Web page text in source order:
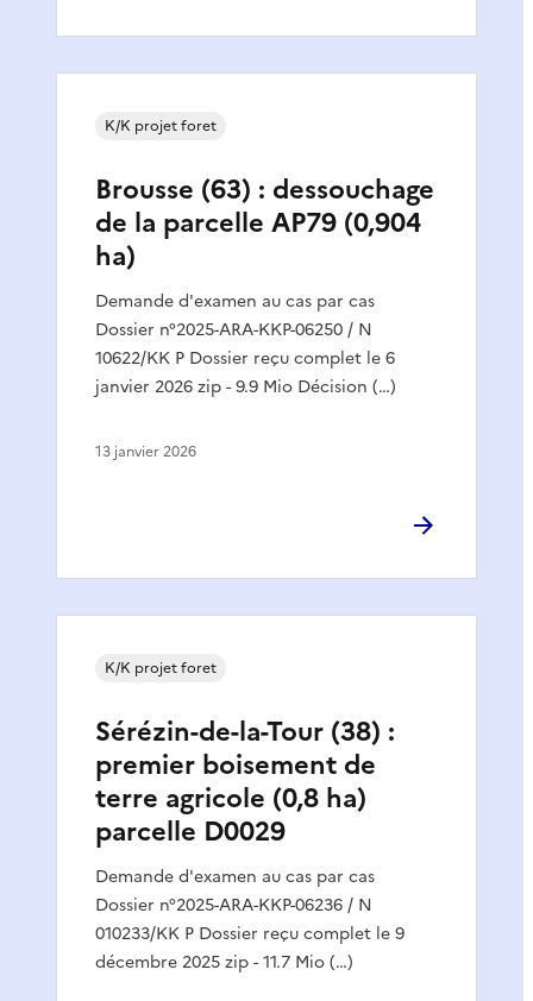
Brousse (63) : dessouchage
de la parcelle AP79 (0,904
ha)
Demande d'examen au cas par cas
Dossier n°2025-ARA-KKP-06250 / N
10622/KK P Dossier reçu complet le 6
janvier 2026 zip - 9.9 Mio Décision (…)
K/K projet foret
13 janvier 2026
Sérézin-de-la-Tour (38) :
premier boisement de
terre agricole (0,8 ha)
parcelle D0029
Demande d'examen au cas par cas
Dossier n°2025-ARA-KKP-06236 / N
010233/KK P Dossier reçu complet le 9
décembre 2025 zip - 11.7 Mio (…)
K/K projet foret